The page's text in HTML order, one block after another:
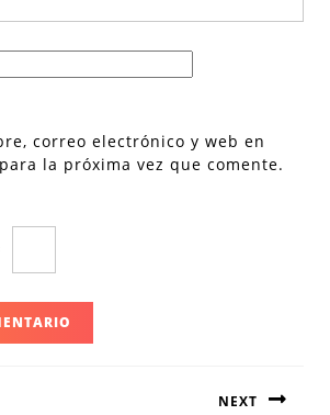
correo electrónico y web en
la próxima vez que comente.
NEXT